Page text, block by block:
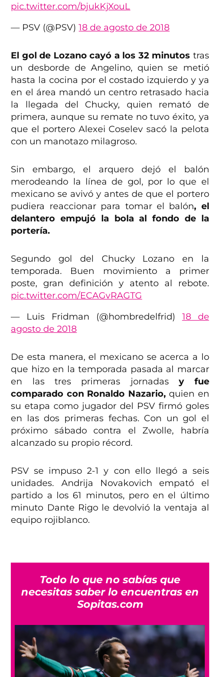
pic.twitter.com/bjukKjXouL
— PSV (@PSV)18 de agosto de 2018
El gol de Lozano cayó a los 32 minutos tras
un desborde de Angelino, quien se metió
hasta la cocina por el costado izquierdo y ya
en el área mandó un centro retrasado hacia
la llegada del Chucky, quien remató de
primera, aunque su remate no tuvo éxito, ya
que el portero Alexei Coselev sacó la pelota
con un manotazo milagroso.
Sin embargo, el arquero dejó el balón
merodeando la línea de gol, por lo que el
mexicano se avivó y antes de que el portero
pudiera reaccionar para tomar el balón, el
delantero empujó la bola al fondo de la
portería.
Segundo gol del Chucky Lozano en la
temporada. Buen movimiento a primer
poste, gran definición y atento al rebote.
pic.twitter.com/ECAGvRAGTG
— Luis Fridman (@hombredelfrid) 18 de
agosto de 2018
De esta manera, el mexicano se acerca a lo
que hizo en la temporada pasada al marcar
en las tres primeras jornadasy fue
comparado con Ronaldo Nazario, quien en
su etapa como jugador del PSV firmó goles
en las dos primeras fechas. Con un gol el
próximo sábado contra el Zwolle, habría
alcanzado su propio récord.
PSV se impuso 2-1 y con ello llegó a seis
unidades. Andrija Novakovich empató el
partido a los 61 minutos, pero en el último
minuto Dante Rigo le devolvió la ventaja al
equipo rojiblanco.
Todo lo que no sabías que
necesitas saber lo encuentras en
Sopitas.com